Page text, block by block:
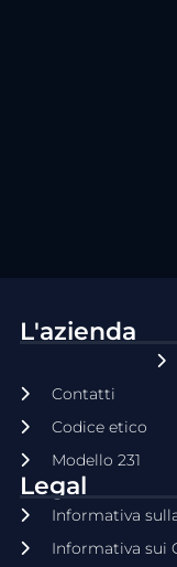
L'azienda
Contatti
Codice etico
Modello 231
Legal
Informativa
Informativa sui